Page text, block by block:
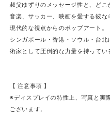
叔父ゆずりのメッセージ性と、どこ
音楽、サッカー、映画を愛する彼
現代的な視点からのポップアート。
シンガポール・香港・ソウル・台
術家として圧倒的な力量を持ってい
【 注意事項 】
※ディスプレイの特性上、写真と実
ございます。